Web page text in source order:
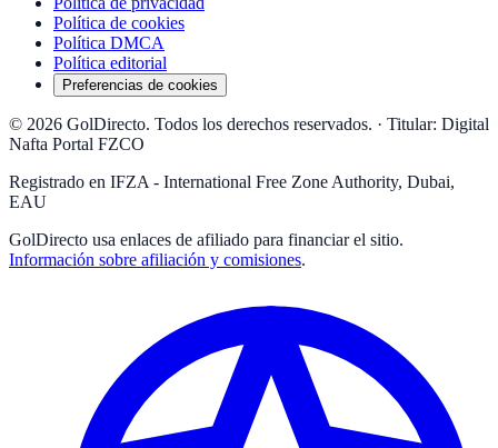
Política de cookies
Política DMCA
Política editorial
Preferencias de cookies
© 2026 GolDirecto. Todos los derechos reservados. · Titular: Digital
Nafta Portal FZCO
Registrado en IFZA - International Free Zone Authority, Dubai,
EAU
GolDirecto usa enlaces de afiliado para financiar el sitio.
Información sobre afiliación y comisiones.